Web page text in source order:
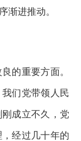
渐进推动。
的重要方面。
们党带领人民
成立不久，党
经过几十年的